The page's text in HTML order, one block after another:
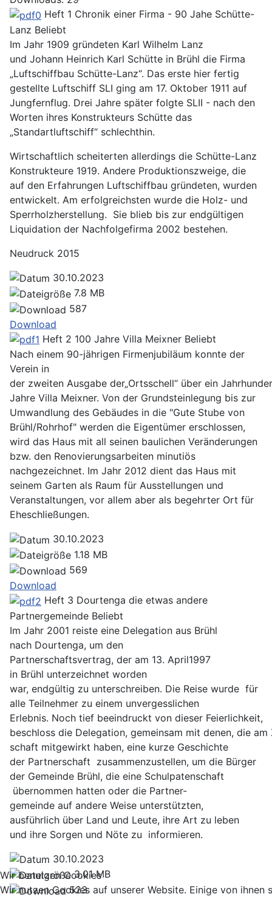
Heft 1 Chronik einer Firma - 90 Jahe Schütte-
Lanz Beliebt
Im Jahr 1909 gründeten Karl Wilhelm Lanz
und Johann Heinrich Karl Schütte in Brühl die Firma
„Luftschiffbau Schütte-Lanz“. Das erste hier fertig
gestellte Luftschiff SLI ging am 17. Oktober 1911 auf
Jungfernflug. Drei Jahre später folgte SLII - nach den
Worten ihres Konstrukteurs Schütte das
„Standartluftschiff“ schlechthin.
Wirtschaftlich scheiterten allerdings die Schütte-Lanz
Konstrukteure 1919. Andere Produktionszweige, die
auf den Erfahrungen Luftschiffbau gründeten, wurden
entwickelt. Am erfolgreichsten wurde die Holz- und
Sperrholzherstellung. Sie blieb bis zur endgültigen
Liquidation der Nachfolgefirma 2002 bestehen.
Neudruck 2015
30.10.2023
7.8 MB
587
Download
Heft 2 100 Jahre Villa Meixner Beliebt
Nach einem 90-jährigen Firmenjubiläum konnte der
Verein in
der zweiten Ausgabe der„Ortsschell“ über ein
Jahre Villa Meixner. Von der Grundsteinlegung bis zur
Umwandlung des Gebäudes in die "Gute Stube von
Brühl/Rohrhof" werden die Eigentümer erschlossen,
wird das Haus mit all seinen baulichen Veränderungen
bzw. den Renovierungsarbeiten minutiös
nachgezeichnet. Im Jahr 2012 dient das Haus mit
seinem Garten als Raum für Ausstellungen und
Veranstaltungen, vor allem aber als begehrter Ort für
Eheschließungen.
30.10.2023
1.18 MB
569
Download
Heft 3 Dourtenga die etwas andere
Partnergemeinde Beliebt
Im Jahr 2001 reiste eine Delegation aus Brühl
nach Dourtenga, um den
Partnerschaftsvertrag, der am 13. April1997
in Brühl unterzeichnet worden
war, endgültig zu unterschreiben. Die Reise wurde für
alle Teilnehmer zu einem unvergesslichen
Erlebnis. Noch tief beeindruckt von dieser Feierlichkeit,
beschloss die Delegation, gemeinsam mit denen, die
schaft mitgewirkt haben, eine kurze Geschichte
der Partnerschaft zusammenzustellen, um die Bürger
der Gemeinde Brühl, die eine Schulpatenschaft
übernommen hatten oder die Partner-
gemeinde auf andere Weise unterstützten,
ausführlich über Land und Leute, ihre Art zu leben
und ihre Sorgen und Nöte zu informieren.
30.10.2023
3.01 MB
523
Wir benutzen Cookies
Wir nutzen Cookies auf unserer Website. Einige von ihnen